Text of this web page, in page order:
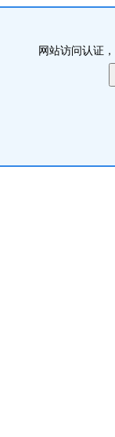
网站访问认证